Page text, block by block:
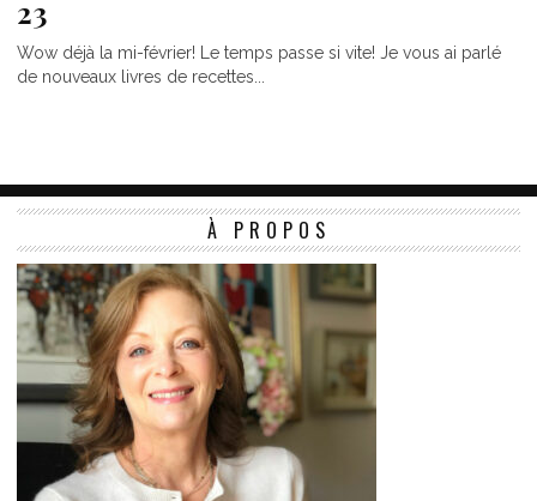
23
Wow déjà la mi-février! Le temps passe si vite! Je vous ai parlé
de nouveaux livres de recettes...
À PROPOS